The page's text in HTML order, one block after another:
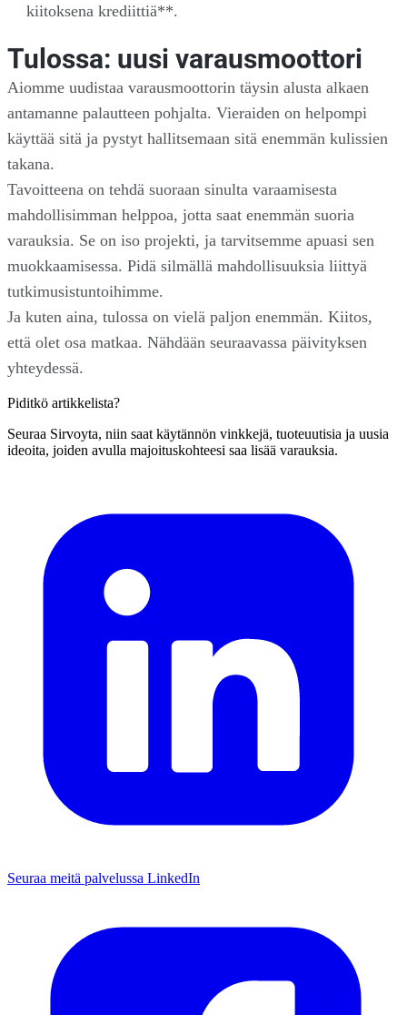
kiitoksena krediittiä**.
Tulossa: uusi varausmoottori
Aiomme uudistaa varausmoottorin täysin alusta alkaen
antamanne palautteen pohjalta. Vieraiden on helpompi
käyttää sitä ja pystyt hallitsemaan sitä enemmän kulissien
takana.
Tavoitteena on tehdä suoraan sinulta varaamisesta
mahdollisimman helppoa, jotta saat enemmän suoria
varauksia. Se on iso projekti, ja tarvitsemme apuasi sen
muokkaamisessa. Pidä silmällä mahdollisuuksia liittyä
tutkimusistuntoihimme.
Ja kuten aina, tulossa on vielä paljon enemmän. Kiitos,
että olet osa matkaa. Nähdään seuraavassa päivityksen
yhteydessä.
Piditkö artikkelista?
Seuraa Sirvoyta, niin saat käytännön vinkkejä, tuoteuutisia ja uusia
ideoita, joiden avulla majoituskohteesi saa lisää varauksia.
Seuraa meitä palvelussa LinkedIn